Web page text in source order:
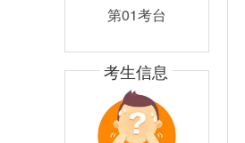
第01考台
考生信息